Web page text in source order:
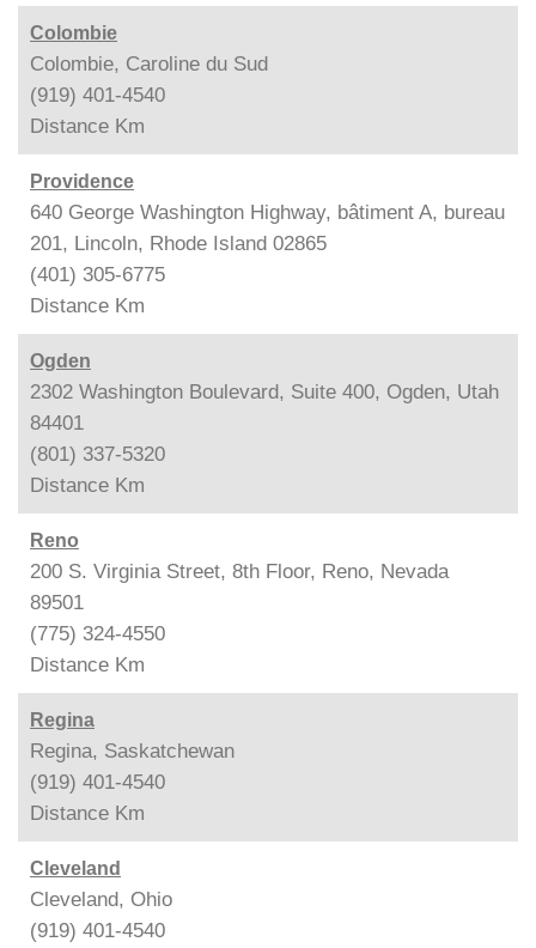
Colombie
Colombie, Caroline du Sud
(919) 401-4540
Distance Km
Providence
640 George Washington Highway, bâtiment A, bureau
201, Lincoln, Rhode Island 02865
(401) 305-6775
Distance Km
Ogden
2302 Washington Boulevard, Suite 400, Ogden, Utah
84401
(801) 337-5320
Distance Km
Reno
200 S. Virginia Street, 8th Floor, Reno, Nevada
89501
(775) 324-4550
Distance Km
Regina
Regina, Saskatchewan
(919) 401-4540
Distance Km
Cleveland
Cleveland, Ohio
(919) 401-4540